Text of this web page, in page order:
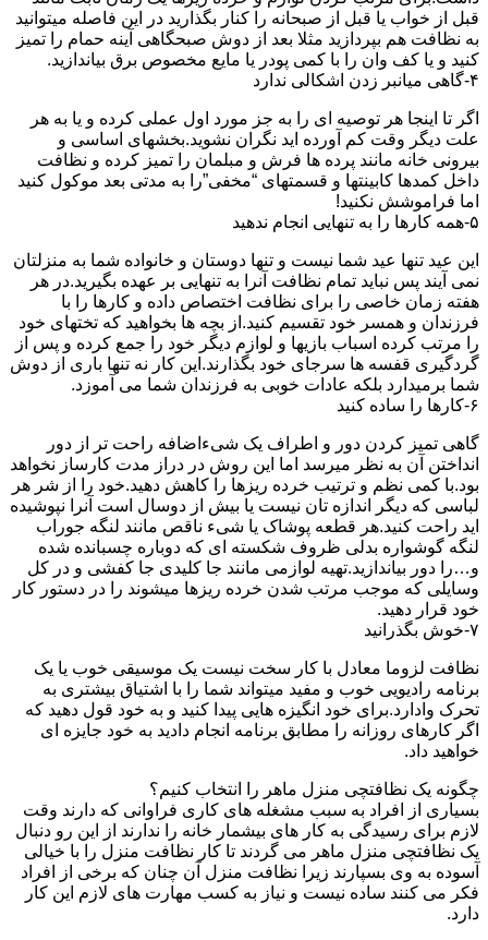
قبل از خواب یا قبل از صبحانه را کنار بگذارید در این فاصله میتوانید
به نظافت هم بپردازید مثلا بعد از دوش صبحگاهی آینه حمام را تمیز
کنید و یا کف وان را با کمی پودر یا مایع مخصوص برق بیاندازید.
۴-گاهی میانبر زدن اشکالی ندارد
اگر تا اینجا هر توصیه ای را به جز مورد اول عملی کرده و یا به هر
علت دیگر وقت کم آورده اید نگران نشوید.بخشهای اساسی و
بیرونی خانه مانند پرده ها فرش و مبلمان را تمیز کرده و نظافت
داخل کمدها کابینتها و قسمتهای “مخفی”را به مدتی بعد موکول کنید
اما فراموشش نکنید!
۵-همه کارها را به تنهایی انجام ندهید
این عید تنها عید شما نیست و تنها دوستان و خانواده شما به منزلتان
نمی آیند پس نباید تمام نظافت آنرا به تنهایی بر عهده بگیرید.در هر
هفته زمان خاصی را برای نظافت اختصاص داده و کارها را با
فرزندان و همسر خود تقسیم کنید.از بچه ها بخواهید که تختهای خود
را مرتب کرده اسباب بازیها و لوازم دیگر خود را جمع کرده و پس از
گردگیری قفسه ها سرجای خود بگذارند.این کار نه تنها باری از دوش
شما برمیدارد بلکه عادات خوبی به فرزندان شما می آموزد.
۶-کارها را ساده کنید
گاهی تمیز کردن دور و اطراف یک شیءاضافه راحت تر از دور
انداختن آن به نظر میرسد اما این روش در دراز مدت کارساز نخواهد
بود.با کمی نظم و ترتیب خرده ریزها را کاهش دهید.خود را از شر هر
لباسی که دیگر اندازه تان نیست یا بیش از دوسال است آنرا نپوشیده
اید راحت کنید.هر قطعه پوشاک یا شیء ناقص مانند لنگه جوراب
لنگه گوشواره بدلی ظروف شکسته ای که دوباره چسبانده شده
و…را دور بیاندازید.تهیه لوازمی مانند جا کلیدی جا کفشی و در کل
وسایلی که موجب مرتب شدن خرده ریزها میشوند را در دستور کار
خود قرار دهید.
۷-خوش بگذرانید
نظافت لزوما معادل با کار سخت نیست یک موسیقی خوب یا یک
برنامه رادیویی خوب و مفید میتواند شما را با اشتیاق بیشتری به
تحرک وادارد.برای خود انگیزه هایی پیدا کنید و به خود قول دهید که
اگر کارهای روزانه را مطابق برنامه انجام دادید به خود جایزه ای
خواهید داد.
چگونه یک نظافتچی منزل ماهر را انتخاب کنیم؟
بسیاری از افراد به سبب مشغله های کاری فراوانی که دارند وقت
لازم برای رسیدگی به کار های بیشمار خانه را ندارند از این رو دنبال
یک نظافتچی منزل ماهر می گردند تا کار نظافت منزل را با خیالی
آسوده به وی بسپارند زیرا نظافت منزل آن چنان که برخی از افراد
فکر می کنند ساده نیست و نیاز به کسب مهارت های لازم این کار
دارد.